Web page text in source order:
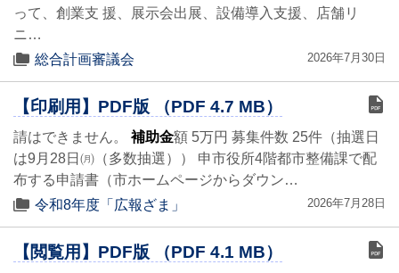
って、創業支 援、展示会出展、設備導入支援、店舗リ
ニ…
総合計画審議会
2026年7月30日
【印刷用】PDF版 （PDF 4.7 MB）
請はできません。 補助金額 5万円 募集件数 25件（抽選日
は9月28日㈪（多数抽選）） 申市役所4階都市整備課で配
布する申請書（市ホームページからダウン…
令和8年度「広報ざま」
2026年7月28日
【閲覧用】PDF版 （PDF 4.1 MB）